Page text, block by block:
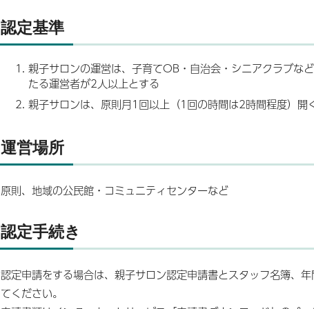
認定基準
親子サロンの運営は、子育てOB・自治会・シニアクラブな
たる運営者が2人以上とする
親子サロンは、原則月1回以上（1回の時間は2時間程度）開
運営場所
原則、地域の公民館・コミュニティセンターなど
認定手続き
認定申請をする場合は、親子サロン認定申請書とスタッフ名簿、
てください。